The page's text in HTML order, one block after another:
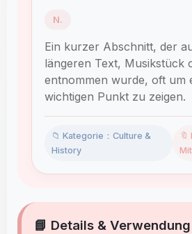
N.
Ein kurzer Abschnitt, der
längeren Text, Musikstück
entnommen wurde, oft um
wichtigen Punkt zu zeigen.
📁 Kategorie：Culture &
History
🔖
📘 Details & Verwendung